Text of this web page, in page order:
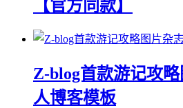
【官方同款】
Z-blog首款游记攻
人博客模板